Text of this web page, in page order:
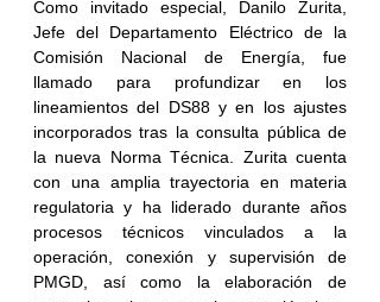
Como invitado especial, Danilo Zurita,
Jefe del Departamento Eléctrico de la
Comisión Nacional de Energía, fue
llamado para profundizar en los
lineamientos del DS88 y en los ajustes
incorporados tras la consulta pública de
la nueva Norma Técnica. Zurita cuenta
con una amplia trayectoria en materia
regulatoria y ha liderado durante años
procesos técnicos vinculados a la
operación, conexión y supervisión de
PMGD, así como la elaboración de